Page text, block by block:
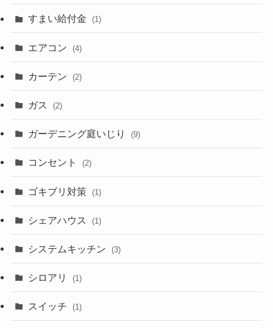
すまい給付金 (1)
エアコン (4)
カーテン (2)
ガス (2)
ガーデニング庭いじり (9)
コンセント (2)
ゴキブリ対策 (1)
シェアハウス (1)
システムキッチン (3)
シロアリ (1)
スイッチ (1)